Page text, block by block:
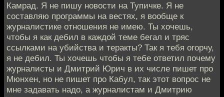
Камрад. Я не пишу новости на Тупичке. Я не
составляю программы на вестях, я вообще к
журналистике отношения не имею. Ты хочешь,
чтобы я как дебил в каждой теме бегал и тряс
ссылками на убийства и теракты? Так я тебя огорчу,
я не дебил. Ты хочешь чтобы я тебе ответил почему
журналисты и Дмитрий Юрич в их числе пишет про
Мюнхен, но не пишет про Кабул, так этот вопрос не
мне задавать надо, а журналистам и Дмитрию